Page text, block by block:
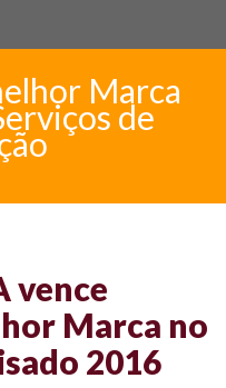
Marca
de
vence
Marca no
2016